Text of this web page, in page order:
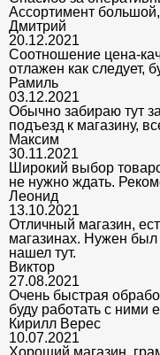
Ассортимент
Дмитрий
20.12.2021
Соотношение цена-
отлажен как следует,
Рамиль
03.12.2021
Обычно забираю тут
подъезд к магазину,
Максим
30.11.2021
Широкий выбор
не нужно ждать.
Леонид
13.10.2021
Отличный магазин,
магазинах. Нужен
нашел тут.
Виктор
27.08.2021
Очень быстрая
буду работать с ними
Кирилл Верес
10.07.2021
Хороший магазин,